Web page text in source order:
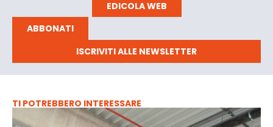
EDICOLA WEB
ABBONATI
ISCRIVITI ALLE NEWSLETTER
TI POTREBBERO INTERESSARE